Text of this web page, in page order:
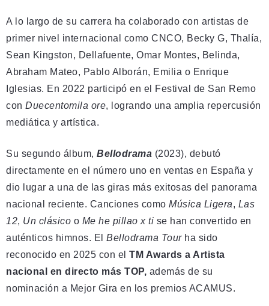
A lo largo de su carrera ha colaborado con artistas de
primer nivel internacional como CNCO, Becky G, Thalía,
Sean Kingston, Dellafuente, Omar Montes, Belinda,
Abraham Mateo, Pablo Alborán, Emilia o Enrique
Iglesias. En 2022 participó en el Festival de San Remo
con Duecentomila ore, logrando una amplia repercusión
mediática y artística.
Su segundo álbum, Bellodrama (2023), debutó
directamente en el número uno en ventas en España y
dio lugar a una de las giras más exitosas del panorama
nacional reciente. Canciones como Música Ligera, Las
12, Un clásico o Me he pillao x ti se han convertido en
auténticos himnos. El Bellodrama Tourha sido
reconocido en 2025 con el TM Awards a Artista
nacional en directo más TOP, además de su
nominación a Mejor Gira en los premios ACAMUS.